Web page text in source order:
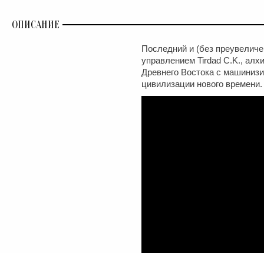
ОПИСАНИЕ
Последний и (без
управлением Tirdad C.K.,
Древнего Востока с
цивилизации нового времени.